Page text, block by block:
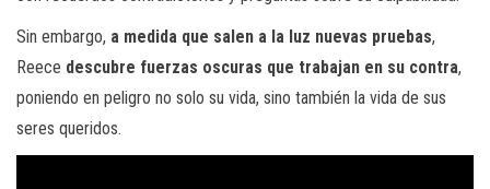
Sin embargo, a medida que salen a la luz nuevas pruebas,
Reece descubre fuerzas oscuras que trabajan en su contra,
poniendo en peligro no solo su vida, sino también la vida de sus
seres queridos.